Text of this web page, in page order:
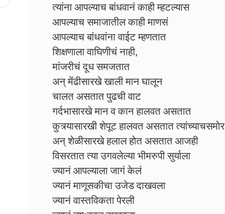
त्यांना आपल्याच बांधवानं काही म्हटल्यास
आपल्याच समाजातील काही माणसं
आपल्याच बांधवांना वाईट म्हणतात
शिक्षणाला वाघिणीचं नाही,
मांजरीचं दूध समजतात
अन् मेंढीसारखे खाली मान घालून
चालत असतात पुढची वाट
गर्दभासारखे मान व कान हालवत असतात
कुत्र्यासारखी शेपूट हालवत असतात त्यांच्याचसमोर
अन् शेळीसारखे हलाल होत असतात आजही
विसरतात त्या उगवलेल्या भीमरुपी सुर्याला
ज्यानं आपल्याला जागं केलं
ज्यानं माणूसकीचा उजेड दाखवला
ज्यानं वास्तविकता पेरली